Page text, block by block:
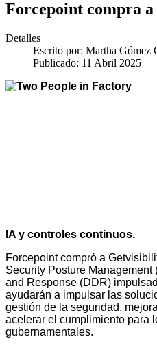
Forcepoint compra
Detalles
Escrito por: Martha Gómez
Publicado: 11 Abril 2025
IA y controles continuos.
Forcepointcompró a
Security Posture
and Response (DDR)
ayudarán a impulsar las
gestión de la seguridad,
acelerar el cumplimiento para
gubernamentales.